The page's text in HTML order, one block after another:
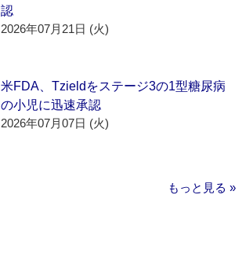
認
2026年07月21日 (火)
米FDA、Tzieldをステージ3の1型糖尿病
の小児に迅速承認
2026年07月07日 (火)
もっと見る »